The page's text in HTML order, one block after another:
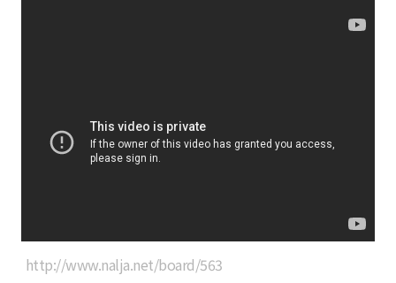
http://www.nalja.net/board/563